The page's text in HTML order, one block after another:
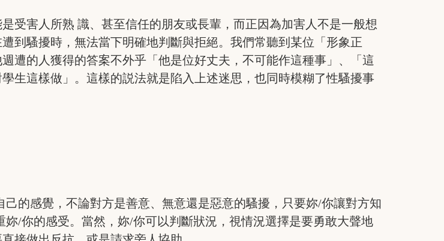
受害人所熟 識、甚至信任的朋友或長輩，而正因為加害人不是一般想
到騷擾時，無法當下明確地判斷與拒絕。我們常聽到某位「形象正
遭的人獲得的答案不外乎「他是位好丈夫，不可能作這種事」、「這
生這樣做」。這樣的説法就是陷入上述迷思，也同時模糊了性騷擾事
的感覺，不論對方是善意、無意還是惡意的騷擾，只要妳/你讓對方知
/你的感受。當然，妳/你可以判斷狀況，視情況選擇是要勇敢大聲地